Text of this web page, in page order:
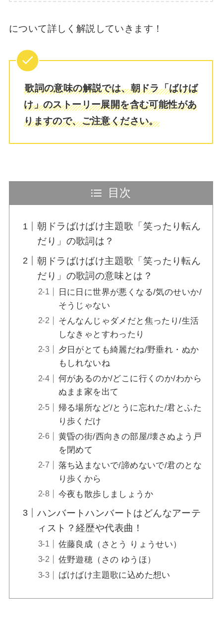
ばけばけはいつまで？最終回でどこまで描く
【ばけばけ】錦織はどうなった？その後の再
登場と結末【結核】
ばけばけのラシャメンは史実？トキへの嫌が
したい男性客のモデルも深掘り【ヒロウエ
ばけばけ白鳥倶楽部の実在モデルは土手倶楽
部？どこにあったのか史実を深掘り【松江】
ばけばけの日本滞在記の実在モデルは？翻訳
本はどこで読める？【小泉八雲】
【ばけばけ】サワの結婚相手は庄田？子供
は？どうなるのか今後の展開とモデルの史実
について詳しく解説していきます！
歌詞の意味の解説では、朝ドラ「ばけば
け」のストーリー展開を含む可能性があ
りますので、ご注意ください。
目次
朝ドラばけばけ主題歌「笑ったり転ん
だり」の歌詞は？
朝ドラばけばけ主題歌「笑ったり転ん
だり」の歌詞の意味とは？
日に日に世界が悪くなる/気のせいか/
そうじゃない
そんなんじゃダメだと焦ったり/生活
しなきゃとすわったり
夕日がとても綺麗だね/野垂れ・ぬか
もしれないね
何があるのか/どこに行くのか/わから
ぬまま家を出て
帰る場所など/とうに忘れた/君とふた
り歩くだけ
黄昏の街/西向きの部屋/壊さぬよう戸
を閉めて
落ち込まないで/諦めないで/君のとな
り歩くから
今夜も散歩しましょうか
ハンバートハンバートはどんなアーテ
ィスト？経歴や代表曲！
佐藤良成（さとう りょうせい）
佐野遊穂（さの ゆうほ）
ばけばけ主題歌に込めた想い